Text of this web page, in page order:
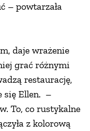
– powtarzała
daje wrażenie
grać różnymi
restaurację,
się Ellen. –
To, co rustykalne
z kolorową